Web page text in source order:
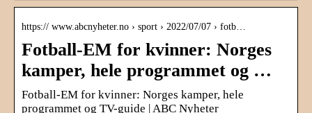
https:// www.abcnyheter.no › sport › 2022/07/07 › fotb…
Fotball-EM for kvinner: Norges
kamper, hele programmet og …
Fotball-EM for kvinner: Norges kamper, hele
programmet og TV-guide | ABC Nyheter